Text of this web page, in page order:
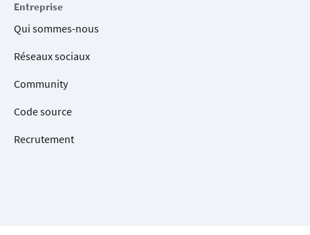
Entreprise
Qui sommes-nous
Réseaux sociaux
Community
Code source
Recrutement